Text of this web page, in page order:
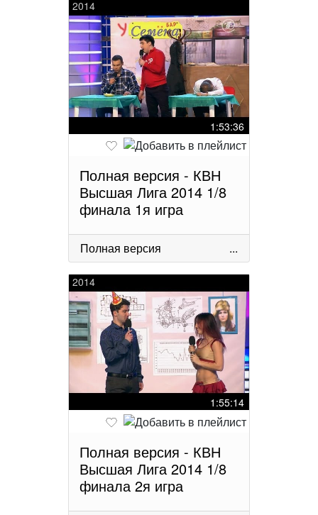
2014
1:53:36
Полная версия - КВН
Высшая Лига 2014 1/8
финала 1я игра
Полная версия ...
2014
1:55:14
Полная версия - КВН
Высшая Лига 2014 1/8
финала 2я игра